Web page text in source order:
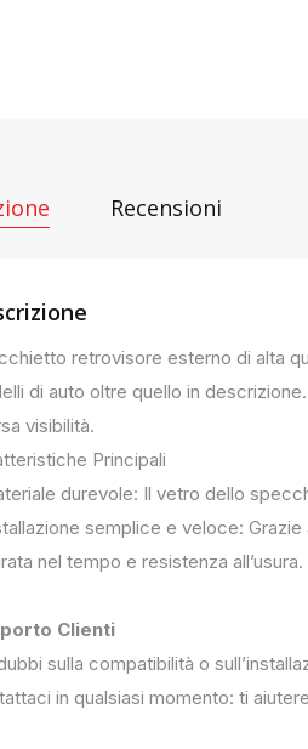
Recensioni
retrovisore esterno di alta
di auto oltre quello in
visibilità.
Principali
durevole: Il vetro dello
semplice e veloce:
nel tempo e resistenza all’usura.
Clienti
sulla compatibilità o
in qualsiasi momento: ti